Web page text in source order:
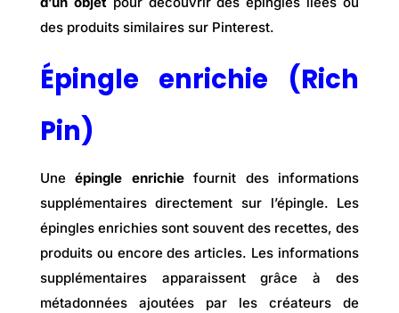
des produits similaires sur Pinterest.
Épingle enrichie (Rich
Pin)
Uneépingle enrichiefournit des informations
supplémentaires directement sur l’épingle. Les
épingles enrichies sont souvent des recettes, des
produits ou encore des articles. Les informations
supplémentaires apparaissent grâce à des
métadonnées ajoutées par les créateurs de